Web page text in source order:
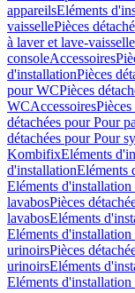
appareilsEléments
vaissellePièces
à laver et lave-vaisselle
consoleAccessoires
d'installationPièces
pour WCPièces
WCAccessoires
détachées pour Pour
détachées pour Pour
KombifixEléments
d'installationEléments
Eléments
lavabosPièces
lavabosEléments
Eléments
urinoirsPièces
urinoirsEléments
Eléments d'installation